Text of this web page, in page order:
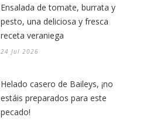
Ensalada de tomate, burrata y
pesto, una deliciosa y fresca
receta veraniega
24 Jul 2026
Helado casero de Baileys, ¡no
estáis preparados para este
pecado!